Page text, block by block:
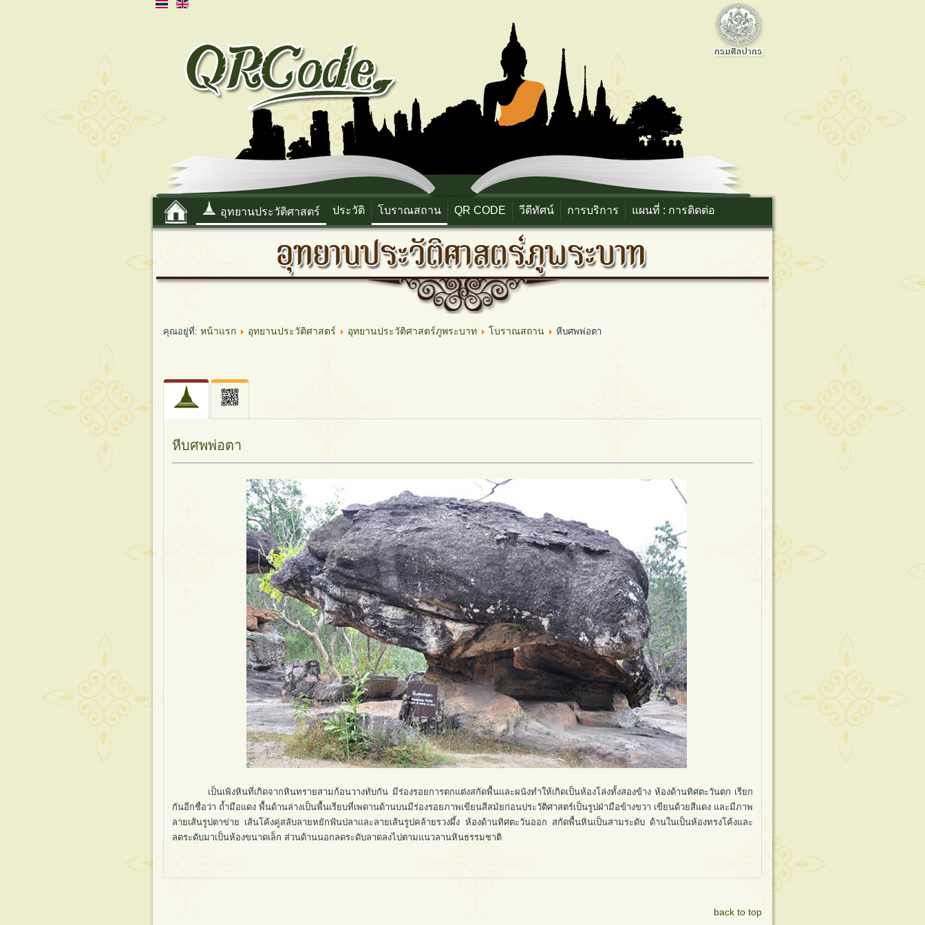
อุทยานประวัติศาสตร์ ประวัติ โบราณสถาน QR CODE วีดีทัศน์ การบริการ แผนที่ : การติดต่อ
คุณอยู่ที่: หน้าแรก อุทยานประวัติศาสตร์ อุทยานประวัติศาสตร์ภูพระบาท โบราณสถาน หีบศพพ่อตา
หีบศพพ่อตา
เป็นเพิงหินที่เกิดจากหินทรายสามก้อนวางทับกัน มีร่องรอยการตกแต่งสกัดพื้นและผนังทำให้เกิดเป็นห้องโล่งทั้งสองข้าง ห้องด้านทิศตะวันตก เรียก
กันอีกชื่อว่า ถ้ำมือแดง พื้นด้านล่างเป็นพื้นเรียบที่เพดานด้านบนมีร่องรอยภาพเขียนสีสมัยก่อนประวัติศาสตร์เป็นรูปฝ่ามือข้างขวา เขียนด้วยสีแดง และมีภาพ
ลายเส้นรูปตาข่าย เส้นโค้งคู่สลับลายหยักฟันปลาและลายเส้นรูปคล้ายรวงผึ้ง ห้องด้านทิศตะวันออก สกัดพื้นหินเป็นสามระดับ ด้านในเป็นห้องทรงโค้งและ
ลดระดับมาเป็นห้องขนาดเล็ก ส่วนด้านนอกลดระดับลาดลงไปตามแนวลานหินธรรมชาติ
back to top